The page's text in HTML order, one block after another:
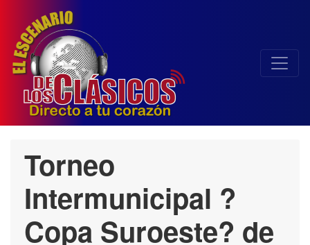
Torneo
Intermunicipal ?
Copa Suroeste? de